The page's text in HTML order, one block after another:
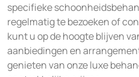
specifieke
regelmatig te bezoeken of
kunt u op de hoogte blijven
aanbiedingen en
genieten van onze luxe